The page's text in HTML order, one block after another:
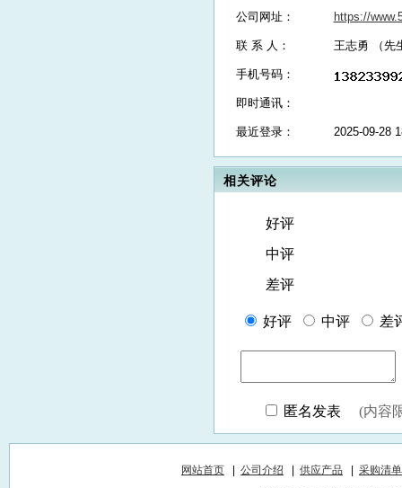
公司网址： https://
联 系 人： 王志勇 （先
手机号码：
即时通讯：
最近登录： 2025-09-28
相关评论
网站首页 公司介绍 供应产品
采购清单